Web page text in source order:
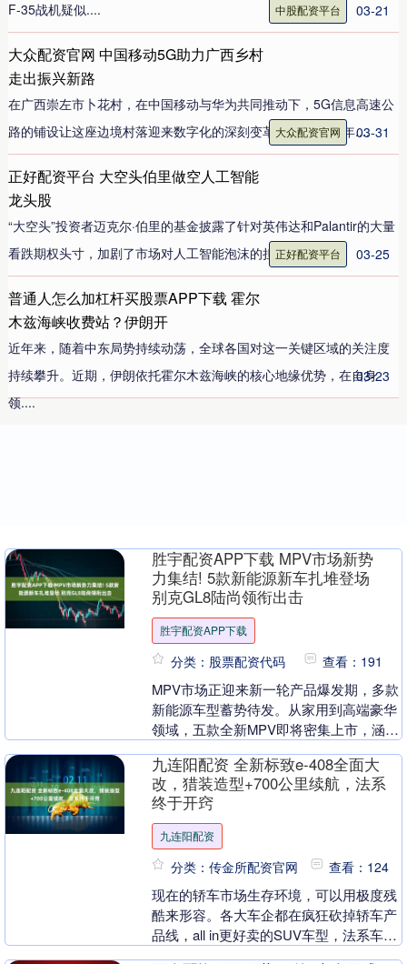
F-35战机疑似.... 03-21
中股配资平台
大众配资官网 中国移动5G助力广西乡村
走出振兴新路
在广西崇左市卜花村，在中国移动与华为共同推动下，5G信息高速公
路的铺设让这座边境村落迎来数字化的深刻变革。截至2025年....03-31
大众配资官网
正好配资平台 大空头伯里做空人工智能
龙头股
“大空头”投资者迈克尔·伯里的基金披露了针对英伟达和Palantir的大量
看跌期权头寸，加剧了市场对人工智能泡沫的担忧；....
03-25
正好配资平台
普通人怎么加杠杆买股票APP下载 霍尔
木兹海峡收费站？伊朗开
近年来，随着中东局势持续动荡，全球各国对这一关键区域的关注度
持续攀升。近期，伊朗依托霍尔木兹海峡的核心地缘优势，在自身
领....
03-23
胜宇配资APP下载 MPV市场新势
力集结! 5款新能源新车扎堆登场
别克GL8陆尚领衔出击
胜宇配资APP下载
分类：股票配资代码 查看：191
MPV市场正迎来新一轮产品爆发期，多款
新能源车型蓄势待发。从家用到高端豪华
领域，五款全新MPV即将密集上市，涵盖
者提供多元化....
九连阳配资 全新标致e-408全面大
改，猎装造型+700公里续航，法系
终于开窍
九连阳配资
分类：传金所配资官网 查看：124
现在的轿车市场生存环境，可以用极度残
酷来形容。各大车企都在疯狂砍掉轿车产
品线，all in更好卖的SUV车型，法系车更